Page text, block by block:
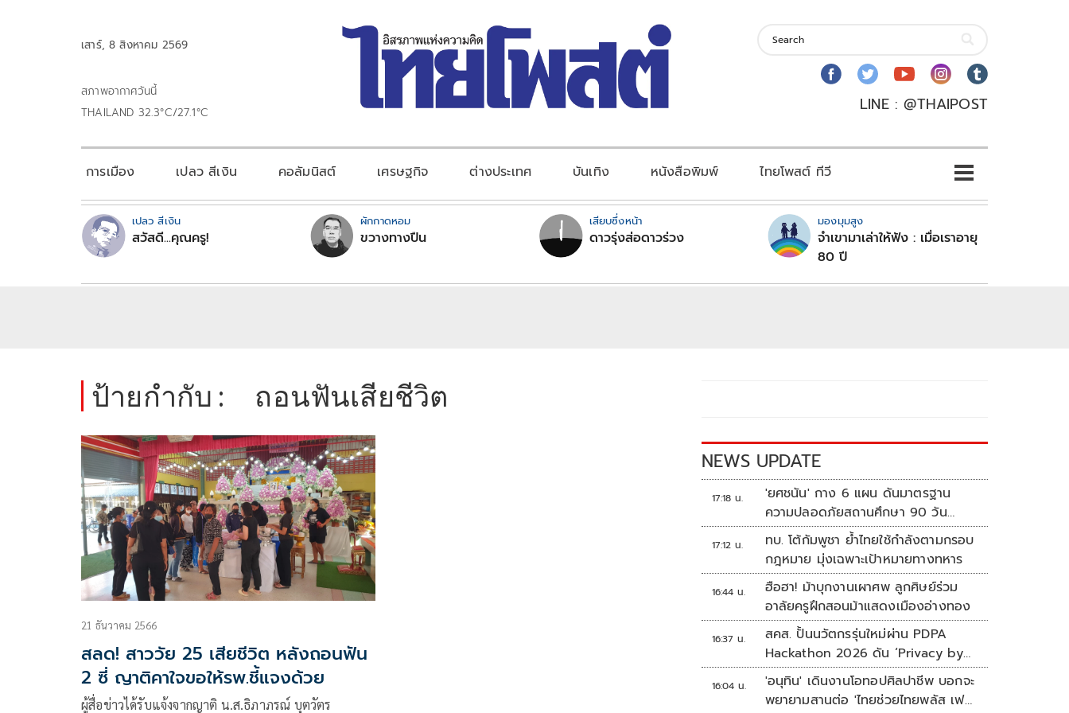
เสาร์, 8 สิงหาคม 2569
สภาพอากาศวันนี้
THAILAND 32.3°C/27.1°C
LINE : @THAIPOST
การเมือง เปลว สีเงิน คอลัมนิสต์ เศรษฐกิจ ต่างประเทศ บันเทิง หนังสือพิมพ์ ไทยโพสต์ ทีวี
เปลว สีเงิน
สวัสดี...คุณครู!
ผักกาดหอม
ขวางทางปืน
เสียบซึ่งหน้า
ดาวรุ่งส่อดาวร่วง
มองมุมสูง
จำเขามาเล่าให้ฟัง : เมื่อเราอายุ
80 ปี
ป้ายกำกับ : ถอนฟันเสียชีวิต
21 ธันวาคม 2566
สลด! สาววัย 25 เสียชีวิต หลังถอนฟัน
2 ซี่ ญาติคาใจขอให้รพ.ชี้แจงด้วย
ผู้สื่อข่าวได้รับแจ้งจากญาติ น.ส.ธิภาภรณ์ บุตวัตร
NEWS UPDATE
17:18 น.
'ยศชนัน' กาง 6 แผน ดันมาตรฐาน
ความปลอดภัยสถานศึกษา 90 วัน
ป้องกันก่อเหตุรุนแรง
17:12 น.
ทบ. โต้กัมพูชา ย้ำไทยใช้กำลังตามกรอบ
กฎหมาย มุ่งเฉพาะเป้าหมายทางทหาร
16:44 น.
ฮือฮา! ม้าบุกงานเผาศพ ลูกศิษย์ร่วม
อาลัยครูฝึกสอนม้าแสดงเมืองอ่างทอง
16:37 น.
สคส. ปั้นนวัตกรรุ่นใหม่ผ่าน PDPA
Hackathon 2026 ดัน ‘Privacy by
Design for all’ สู่โซลูชันคุ้มครอง
ข้อมูลส่วนบุคคลที่ใช้ได้จริง
16:04 น.
'อนุทิน' เดินงานโอทอปศิลปาชีพ บอกจะ
พยายามสานต่อ 'ไทยช่วยไทยพลัส เฟส